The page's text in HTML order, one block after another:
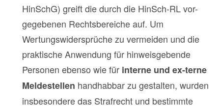
HinSchG) greift die durch die HinSch-RL vor-
gegebenen Rechtsbereiche auf. Um
Wertungswidersprüche zu vermeiden und die
praktische Anwendung für hinweisgebende
Personen ebenso wie für interne und ex-terne
Meldestellen handhabbar zu gestalten, wurden
insbesondere das Strafrecht und bestimmte